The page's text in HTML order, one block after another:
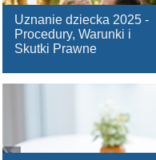
Uznanie dziecka 2025 -
Procedury, Warunki i
Skutki Prawne